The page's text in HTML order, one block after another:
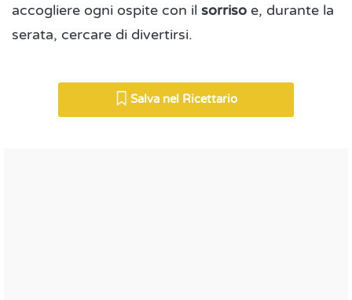
accogliere ogni ospite con il sorriso e, durante la
serata, cercare di divertirsi.
Salva nel Ricettario